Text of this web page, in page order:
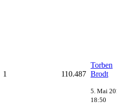
1 110.487
Torben
Brodt
5. Mai
18:50